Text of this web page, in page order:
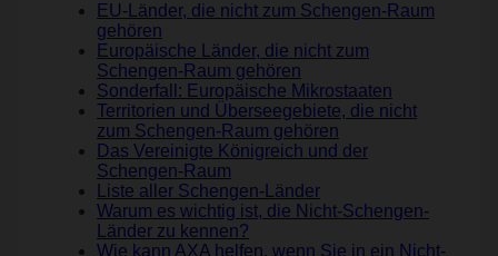
EU-Länder, die nicht zum Schengen-Raum
gehören
Europäische Länder, die nicht zum
Schengen-Raum gehören
Sonderfall: Europäische Mikrostaaten
Territorien und Überseegebiete, die nicht
zum Schengen-Raum gehören
Das Vereinigte Königreich und der
Schengen-Raum
Liste aller Schengen-Länder
Warum es wichtig ist, die Nicht-Schengen-
Länder zu kennen?
Wie kann AXA helfen, wenn Sie in ein Nicht-